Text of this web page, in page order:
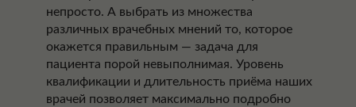
непросто. А выбрать из множества
различных врачебных мнений то, которое
окажется правильным — задача для
пациента порой невыполнимая. Уровень
квалификации и длительность приёма наших
врачей позволяет максимально подробно